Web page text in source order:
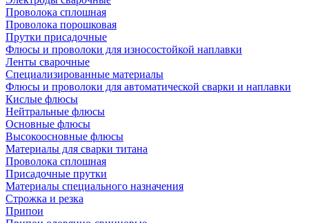
Проволока сплошная
Проволока порошковая
Прутки присадочные
Флюсы и проволоки для износостойкой наплавки
Ленты сварочные
Специализированные материалы
Флюсы и проволоки для автоматической сварки и наплавки
Кислые флюсы
Нейтральные флюсы
Основные флюсы
Высокоосновные флюсы
Материалы для сварки титана
Проволока сплошная
Присадочные прутки
Материалы специального назначения
Строжка и резка
Припои